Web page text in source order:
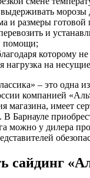
морозы
и размеры
и
помощи;
которому не
нагрузка на
– это одна
компанией
магазина, имеет
Барнауле
можно у дилера
сайдинг